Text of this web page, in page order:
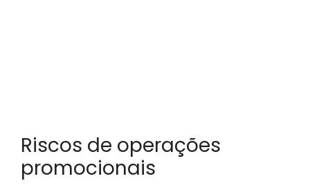
Riscos de operações
promocionais